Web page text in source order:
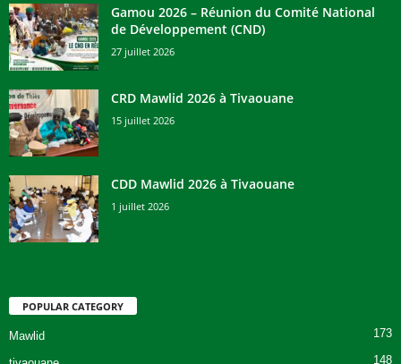
Gamou 2026 – Réunion du Comité National
de Développement (CND)
27 juillet 2026
CRD Mawlid 2026 à Tivaouane
15 juillet 2026
CDD Mawlid 2026 à Tivaouane
1 juillet 2026
POPULAR CATEGORY
Mawlid 173
148